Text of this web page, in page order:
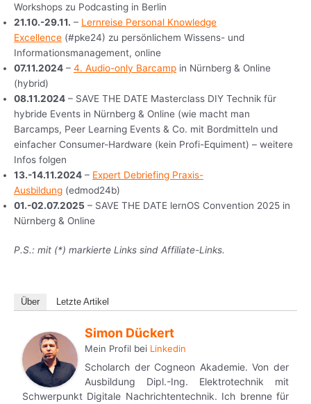
Workshops zu Podcasting in Berlin
21.10.-29.11. – Lernreise Personal Knowledge
Excellence (#pke24) zu persönlichem Wissens- und
Informationsmanagement, online
07.11.2024 – 4. Audio-only Barcamp in Nürnberg & Online
(hybrid)
08.11.2024 – SAVE THE DATE Masterclass DIY Technik für
hybride Events in Nürnberg & Online (wie macht man
Barcamps, Peer Learning Events & Co. mit Bordmitteln und
einfacher Consumer-Hardware (kein Profi-Equiment) – weitere
Infos folgen
13.-14.11.2024 – Expert Debriefing Praxis-
Ausbildung (edmod24b)
01.-02.07.2025 – SAVE THE DATE lernOS Convention 2025 in
Nürnberg & Online
P.S.: mit (*) markierte Links sind Affiliate-Links.
Über Letzte Artikel
Simon Dückert
Mein Profil bei Linkedin
Scholarch der Cogneon Akademie. Von der
Ausbildung Dipl.-Ing. Elektrotechnik mit
Schwerpunkt Digitale Nachrichtentechnik. Ich brenne für